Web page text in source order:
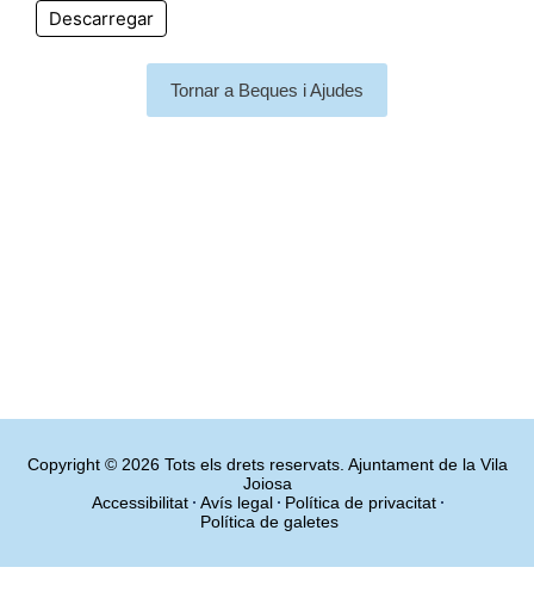
Descarregar
Tornar a Beques i Ajudes
Copyright © 2026 Tots els drets reservats. Ajuntament de la Vila
Joiosa
Accessibilitat
Avís legal
Política de privacitat
Política de galetes